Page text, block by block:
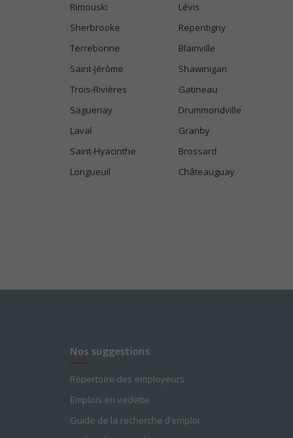
Rimouski
Lévis
Sherbrooke
Repentigny
Terrebonne
Blainville
Saint-Jérôme
Shawinigan
Trois-Rivières
Gatineau
Saguenay
Drummondville
Laval
Granby
Saint-Hyacinthe
Brossard
Longueuil
Châteauguay
Nos suggestions
Répertoire des employeurs
Emplois en vedette
Guide de la recherche d’emploi